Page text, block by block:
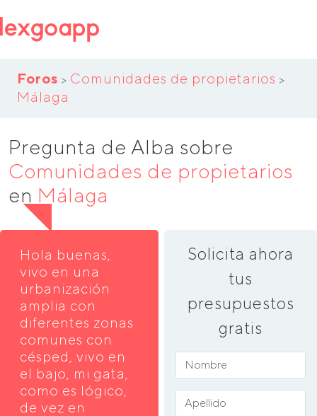
Foros > Comunidades de propietarios >
Málaga
Pregunta de Alba sobre
Comunidades de propietarios
en Málaga
Hola buenas,
vivo en una
urbanización
amplia con
diferentes zonas
comunes con
césped, vivo en
el bajo, mi gata,
como es lógico,
de vez en
Solicita ahora
tus
presupuestos
gratis